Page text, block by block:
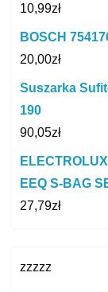
10,99zł
BOSCH
20,00zł
Suszarka
190
90,05zł
EEQ S-BAG
27,79zł
zzzzz